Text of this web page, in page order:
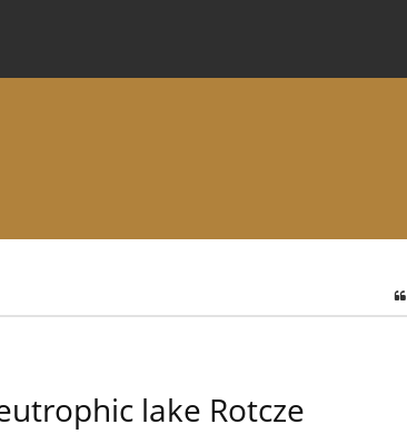
lake Rotcze